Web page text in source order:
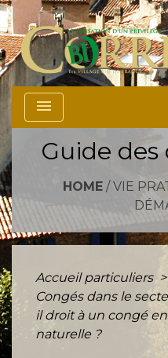
menu
Guide
HOME/ VIE
Accueil particuliers>
Congés dans le
il droit à un congé
naturelle ?